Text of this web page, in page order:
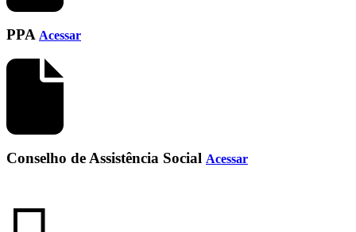
PPA Acessar
Conselho de Assistência Social Acessar